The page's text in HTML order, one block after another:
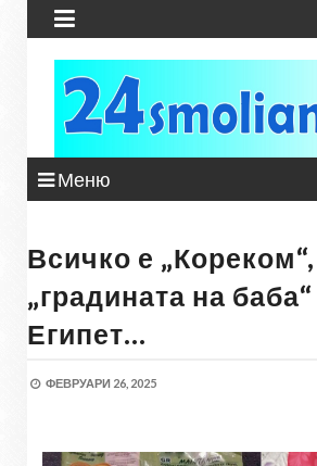

Меню
Всичко е
„градината на
Египет…
ФЕВРУАРИ 26, 2025